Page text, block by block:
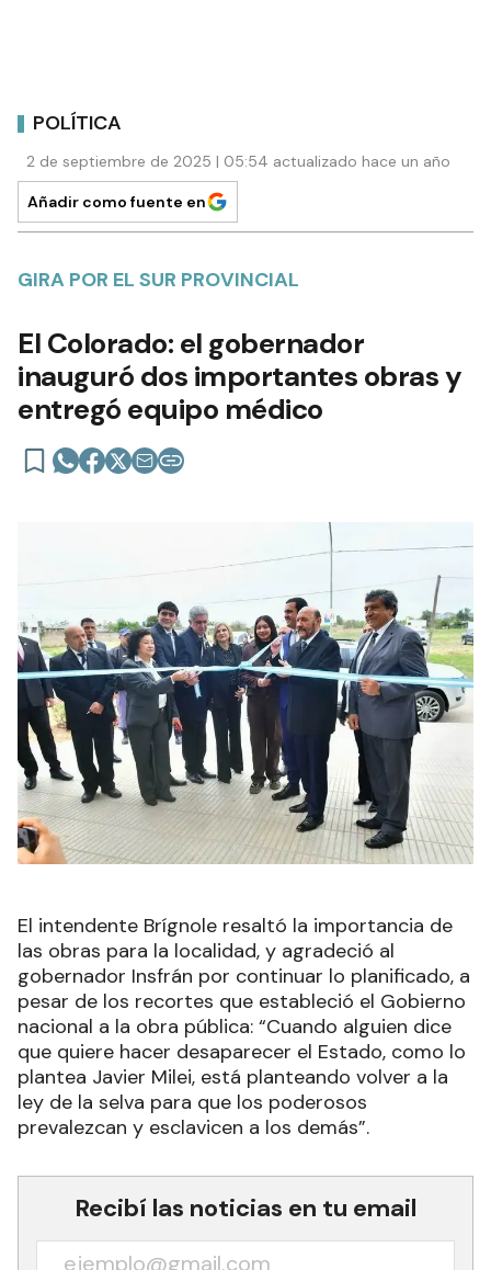
POLÍTICA
2 de septiembre de 2025 | 05:54 actualizado hace un año
Añadir como fuente en
GIRA POR EL SUR PROVINCIAL
El Colorado: el gobernador
inauguró dos importantes obras y
entregó equipo médico
El intendente Brígnole resaltó la importancia de
las obras para la localidad, y agradeció al
gobernador Insfrán por continuar lo planificado, a
pesar de los recortes que estableció el Gobierno
nacional a la obra pública: “Cuando alguien dice
que quiere hacer desaparecer el Estado, como lo
plantea Javier Milei, está planteando volver a la
ley de la selva para que los poderosos
prevalezcan y esclavicen a los demás”.
Recibí las noticias en tu email